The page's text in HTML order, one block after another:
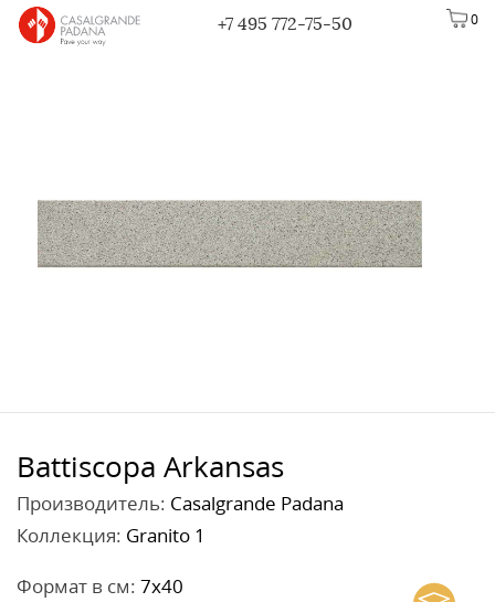
0
+7 495 772-75-50
Battiscopa Arkansas
Производитель: Casalgrande Padana
Коллекция: Granito 1
Формат в см: 7x40